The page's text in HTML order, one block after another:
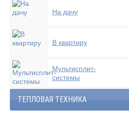
На дачу
В квартиру
Мультисплит-
системы
ТЕПЛОВАЯ ТЕХНИКА